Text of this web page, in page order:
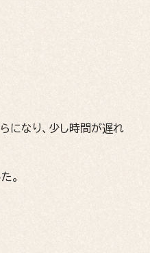
になり、少し時間が遅れ
。